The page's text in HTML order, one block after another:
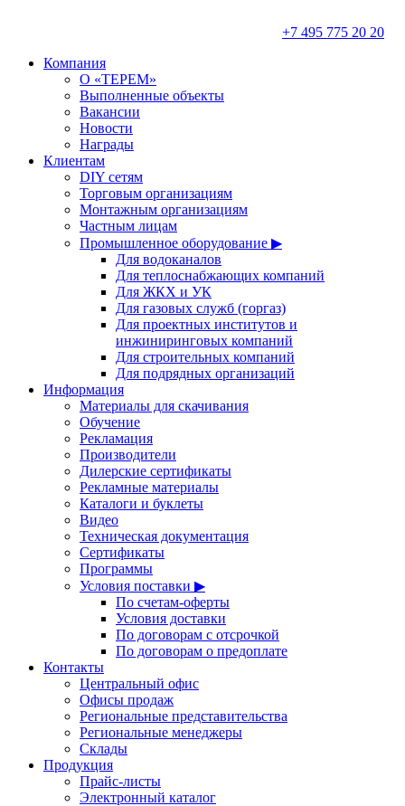
+7 495 775 20 20
Компания
О «ТЕРЕМ»
Выполненные объекты
Вакансии
Новости
Награды
Клиентам
DIY сетям
Торговым организациям
Монтажным организациям
Частным лицам
Промышленное оборудование ▶
Для водоканалов
Для теплоснабжающих компаний
Для ЖКХ и УК
Для газовых служб (горгаз)
Для проектных институтов и
инжиниринговых компаний
Для строительных компаний
Для подрядных организаций
Информация
Материалы для скачивания
Обучение
Рекламация
Производители
Дилерские сертификаты
Рекламные материалы
Каталоги и буклеты
Видео
Техническая документация
Сертификаты
Программы
Условия поставки ▶
По счетам-оферты
Условия доставки
По договорам с отсрочкой
По договорам о предоплате
Контакты
Центральный офис
Офисы продаж
Региональные представительства
Региональные менеджеры
Склады
Продукция
Прайс-листы
Электронный каталог